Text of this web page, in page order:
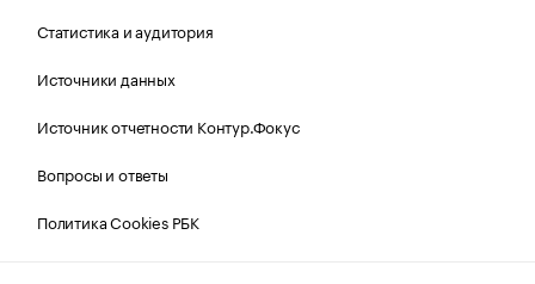
Статистика и аудитория
Источники данных
Источник отчетности Контур.Фокус
Вопросы и ответы
Политика Cookies РБК